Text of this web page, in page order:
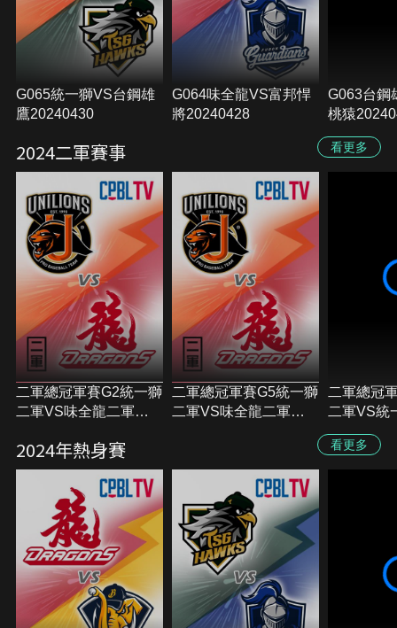
G065統一獅VS台鋼雄
鷹20240430
G064味全龍VS富邦悍
將20240428
G063台鋼
桃猿
2024二軍賽事 看更多
二軍總冠軍賽G2統一獅
二軍VS味全龍二軍
二軍總冠軍賽G5統一獅
二軍VS味全龍二軍
二軍總冠
二軍VS統
20241005
2024年熱身賽 看更多